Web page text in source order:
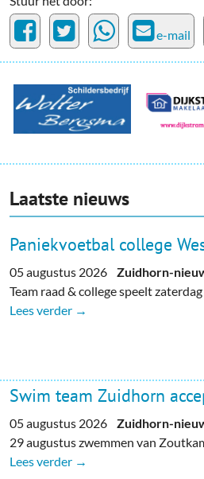
e-mail
Laatste nieuws
Paniekvoetbal college
05 augustus 2026Zuidhorn-
Team raad & college speelt
Lees verder →
Swim team Zuidhorn
05 augustus 2026Zuidhorn-
29 augustus zwemmen van
Lees verder →